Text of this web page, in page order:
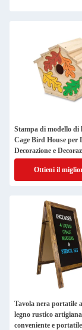
Stampa di modello di
Cage Bird House per
Decorazione e
Ottieni il
Tavola nera portatile
legno rustico
conveniente e portatile